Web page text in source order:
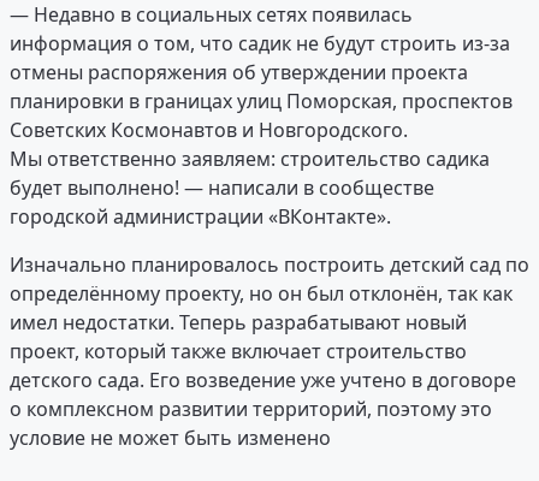
— Недавно в социальных сетях появилась
информация о том, что садик не будут строить из-за
отмены распоряжения об утверждении проекта
планировки в границах улиц Поморская, проспектов
Советских Космонавтов и Новгородского.
Мы ответственно заявляем: строительство садика
будет выполнено! — написали в сообществе
городской администрации «ВКонтакте».
Изначально планировалось построить детский сад по
определённому проекту, но он был отклонён, так как
имел недостатки. Теперь разрабатывают новый
проект, который также включает строительство
детского сада. Его возведение уже учтено в договоре
о комплексном развитии территорий, поэтому это
условие не может быть изменено